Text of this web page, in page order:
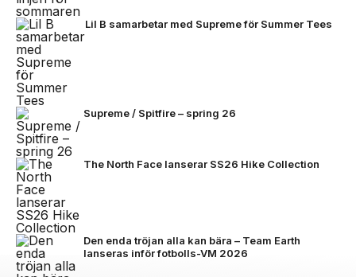
Lil B samarbetar med Supreme för Summer Tees
Supreme / Spitfire – spring 26
The North Face lanserar SS26 Hike Collection
Den enda tröjan alla kan bära – Team Earth
lanseras inför fotbolls-VM 2026